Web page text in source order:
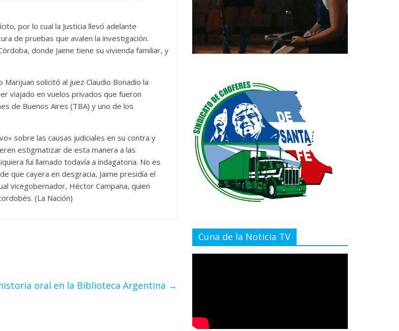
por lo cual la Justicia llevó adelante
de pruebas que avalen la investigación.
donde Jaime tiene su vivienda familiar, y
solicitó al juez Claudio Bonadio la
viajado en vuelos privados que fueron
de Buenos Aires (TBA) y uno de los
sobre las causas judiciales en su contra y
estigmatizar de esta manera a las
fui llamado todavía a indagatoria. No es
que cayera en desgracia, Jaime presidía el
vicegobernador, Héctor Campana, quien
(La Nación)
oral en la Biblioteca Argentina →
Cuna de la Noticia TV